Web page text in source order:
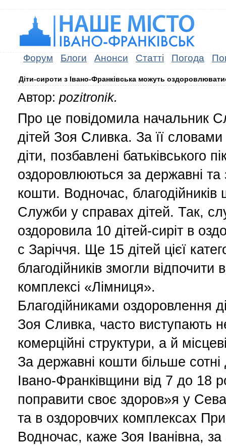
Форум Блоги Анонси Статті Погода
Діти-сироти з Івано-Франківська можуть
Автор: pozitronik.
Про це повідомила начальник
дітей Зоя Сливка. За її словами
діти, позбавлені батьківського
оздоровлюються за державні та
кошти. Водночас, благодійників
Служби у справах дітей. Так,
оздоровила 10 дітей-сиріт в
с Заріччя. Ще 15 дітей цієї
благодійників змогли відпочити
комплексі «Лімниця».
Благодійниками оздоровлення
Зоя Сливка, часто виступають
комерційні структури, а й
За державні кошти більше сотні
Івано-Франківщини від 7 до 18
поправити своє здоров»я у
та в оздоровчих комплексах
Водночас, каже Зоя Іванівна,